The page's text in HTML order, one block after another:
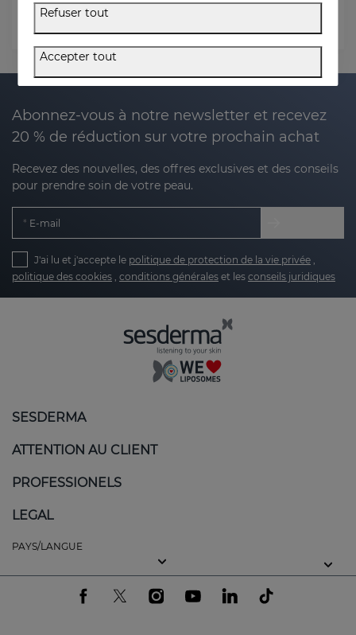
Abonnez-vous à notre newsletter et recevez
20 % de réduction sur votre prochain achat
Recevez des nouvelles, des offres exclusives et des conseils
pour prendre soin de votre peau.
E-mail
J'ai lu et j'accepte le politique de protection de la vie privée
politique des cookies conditions générales et les conseils juridiques
SESDERMA
ATTENTION AU CLIENT
PROFESSIONELS
LEGAL
PAYS/LANGUE
Refuser tout
Accepter tout